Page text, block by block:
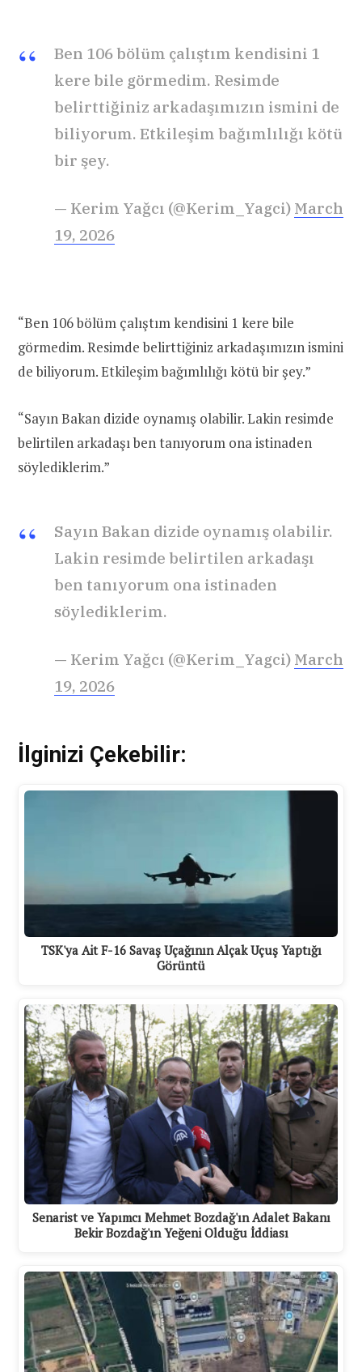
Ben 106 bölüm çalıştım kendisini 1
kere bile görmedim. Resimde
belirttiğiniz arkadaşımızın ismini de
biliyorum. Etkileşim bağımlılığı kötü
bir şey.
— Kerim Yağcı (@Kerim_Yagci) March
19, 2026
“Ben 106 bölüm çalıştım kendisini 1 kere bile
görmedim. Resimde belirttiğiniz arkadaşımızın ismini
de biliyorum. Etkileşim bağımlılığı kötü bir şey.”
“Sayın Bakan dizide oynamış olabilir. Lakin resimde
belirtilen arkadaşı ben tanıyorum ona istinaden
söylediklerim.”
Sayın Bakan dizide oynamış olabilir.
Lakin resimde belirtilen arkadaşı
ben tanıyorum ona istinaden
söylediklerim.
— Kerim Yağcı (@Kerim_Yagci) March
19, 2026
İlginizi Çekebilir:
TSK'ya Ait F-16 Savaş Uçağının Alçak Uçuş Yaptığı
Görüntü
Senarist ve Yapımcı Mehmet Bozdağ'ın Adalet Bakanı
Bekir Bozdağ'ın Yeğeni Olduğu İddiası